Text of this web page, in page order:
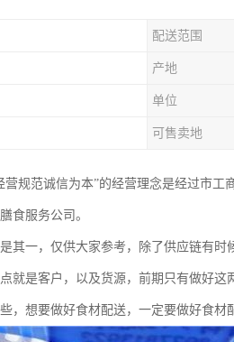
配送范围
产地
单位
可售卖地
规范诚信为本”的经营理念是经过市
食服务公司。
其一，仅供大家参考，除了供应链有
就是客户，以及货源，前期只有做好
，想要做好食材配送，一定要做好食材